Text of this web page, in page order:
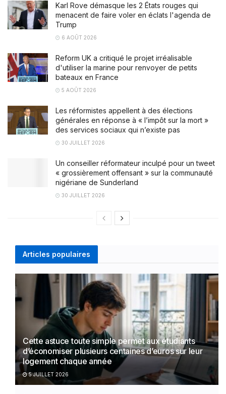
Karl Rove démasque les 2 États rouges qui
menacent de faire voler en éclats l'agenda de
Trump
6 AOÛT 2026
Reform UK a critiqué le projet irréalisable
d'utiliser la marine pour renvoyer de petits
bateaux en France
5 AOÛT 2026
Les réformistes appellent à des élections
générales en réponse à « l’impôt sur la mort »
des services sociaux qui n’existe pas
30 JUILLET 2026
Un conseiller réformateur inculpé pour un tweet
« grossièrement offensant » sur la communauté
nigériane de Sunderland
30 JUILLET 2026
Articles populaires
Cette astuce toute simple permet aux étudiants
d’économiser plusieurs centaines d’euros sur leur
logement chaque année
5 JUILLET 2026